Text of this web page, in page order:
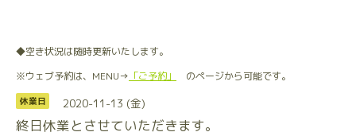
◆空き状況は随時更新いたします。
※ウェブ予約は、MENU→ 「ご予約」 のページから可能です。
休業日 2020-11-13 (金)
終日休業とさせていただきます。